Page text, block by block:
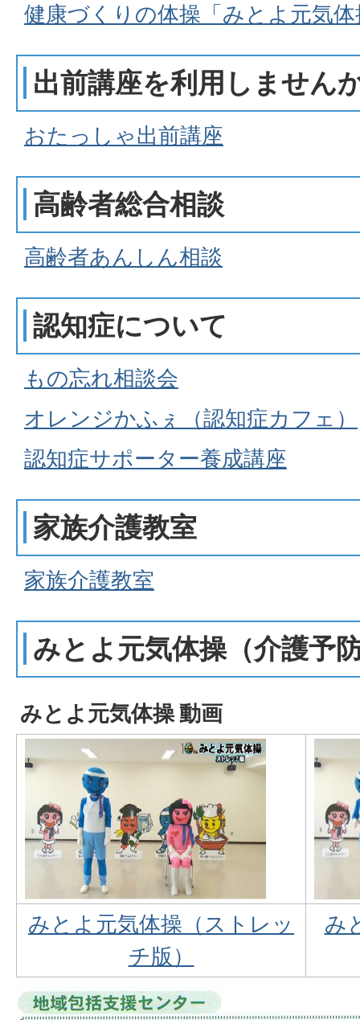
健康づくりの体操「みとよ元気
出前講座を利用しません
おたっしゃ出前講座
高齢者総合相談
高齢者あんしん相談
認知症について
もの忘れ相談会
オレンジかふぇ（認知症カフェ）
認知症サポーター養成講座
家族介護教室
家族介護教室
みとよ元気体操（介護予
みとよ元気体操 動画
みとよ元気体操（ストレッ
チ版）
み